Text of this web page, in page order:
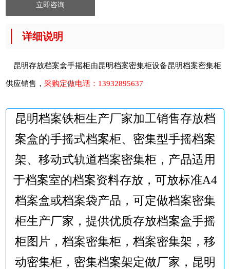
立即咨询
详细说明
昆明存放档案盒手摇柜由昆明档案密集柜设备昆明档案密集柜
供应销售， 采购定做电话： 13932895637
昆明档案铁柜生产厂家加工销售存放档
案盒的手摇式档案柜、密集型手摇档案
架、移动式轨道档案密集柜，产品适用
于档案室的档案资料存放，可放标准A4
档案盒或档案袋产品，可定做档案密集
柜生产厂家，提供优质存放档案盒手摇
柜图片，档案密集柜，档案密集架，移
动密集柜，密集档案架定做厂家，昆明